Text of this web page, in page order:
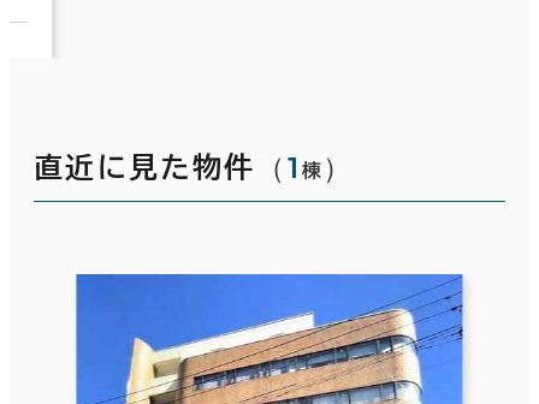
直近に見た物件 （1 棟 ）